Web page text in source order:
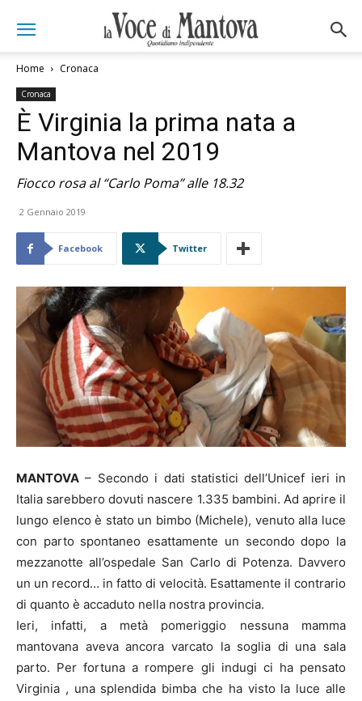
Home Cronaca
Cronaca
È Virginia la prima nata a
Mantova nel 2019
Fiocco rosa al “Carlo Poma” alle 18.32
2 Gennaio 2019
Facebook Twitter
MANTOVA – Secondo i dati statistici dell’Unicef ieri in
Italia sarebbero dovuti nascere 1.335 bambini. Ad aprire il
lungo elenco è stato un bimbo (Michele), venuto alla luce
con parto spontaneo esattamente un secondo dopo la
mezzanotte all’ospedale San Carlo di Potenza. Davvero
un un record… in fatto di velocità. Esattamente il contrario
di quanto è accaduto nella nostra provincia.
Ieri, infatti, a metà pomeriggio nessuna mamma
mantovana aveva ancora varcato la soglia di una sala
parto. Per fortuna a rompere gli indugi ci ha pensato
Virginia , una splendida bimba che ha visto la luce alle